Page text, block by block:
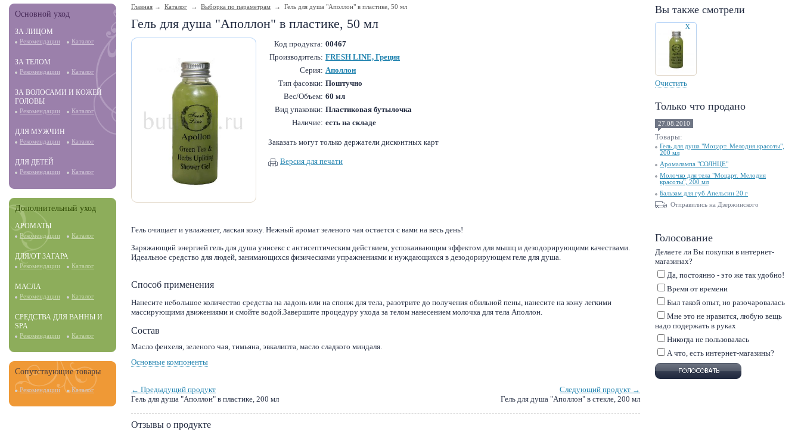
Основной уход
ЗА ЛИЦОМ
Рекомендации Каталог
ЗА ТЕЛОМ
Рекомендации Каталог
ЗА ВОЛОСАМИ И КОЖЕЙ
ГОЛОВЫ
Рекомендации Каталог
ДЛЯ МУЖЧИН
Рекомендации Каталог
ДЛЯ ДЕТЕЙ
Рекомендации Каталог
Дополнительный уход
АРОМАТЫ
Рекомендации Каталог
ДЛЯ/ОТ ЗАГАРА
Рекомендации Каталог
МАСЛА
Рекомендации Каталог
СРЕДСТВА ДЛЯ ВАННЫ И
SPA
Рекомендации Каталог
Сопутствующие товары
Рекомендации Каталог
Главная → Каталог → Выборка по параметрам → Гель для душа "Аполлон" в пластике, 50 мл
Гель для душа "Аполлон" в пластике, 50 мл
Код продукта: 00467
Производитель: FRESH LINE, Греция
Серия: Аполлон
Тип фасовки: Поштучно
Вес/Объем: 60 мл
Вид упаковки: Пластиковая бутылочка
Наличие: есть на складе
Заказать могут только держатели дисконтных карт
Версия для печати
Гель очищает и увлажняет, лаская кожу. Нежный аромат зеленого чая остается с вами на весь день!
Заряжающий энергией гель для душа унисекс с антисептическим действием, успокаивающим эффектом для мышц и дезодорирующими качествами.
Идеальное средство для людей, занимающихся физическими упражнениями и нуждающихся в дезодорирующем геле для душа.
Способ применения
Нанесите небольшое количество средства на ладонь или на спонж для тела, разотрите до получения обильной пены, нанесите на кожу легкими
массирующими движениями и смойте водой.Завершите процедуру ухода за телом нанесением молочка для тела Аполлон.
Состав
Масло фенхеля, зеленого чая, тимьяна, эвкалипта, масло сладкого миндаля.
Основные компоненты
← Предыдущий продукт
Гель для душа "Аполлон" в пластике, 200 мл
Следующий продукт →
Гель для душа "Аполлон" в стекле, 200 мл
Отзывы о продукте
Вы также смотрели
X
Очистить
Только что продано
27.08.2010
Товары:
Гель для душа "Моцарт. Мелодия красоты",
200 мл
Аромалампа "СОЛНЦЕ"
Молочко для тела "Моцарт. Мелодия
красоты", 200 мл
Бальзам для губ Апельсин 20 г
Отправились на Дзержинского
Голосование
Делаете ли Вы покупки в интернет-
магазинах?
Да, постоянно - это же так удобно!
Время от времени
Был такой опыт, но разочаровалась
Мне это не нравится, любую вещь
надо подержать в руках
Никогда не пользовалась
А что, есть интернет-магазины?